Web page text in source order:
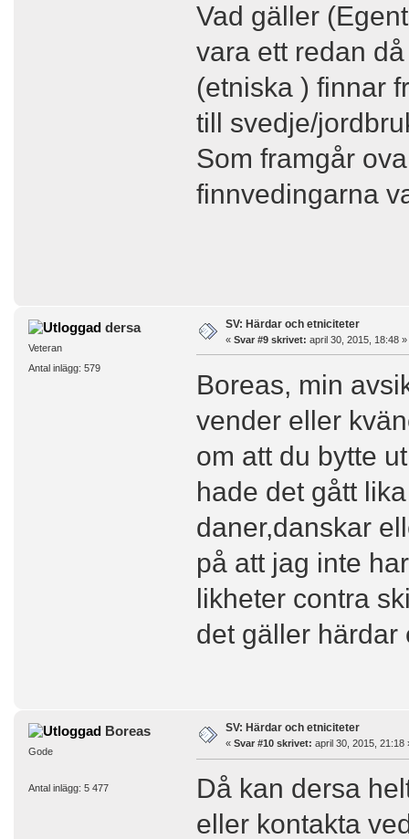
Vad gäller
vara ett redan
(etniska ) finnar
till svedje/
Som framgår
finnvedingarna
dersa
Veteran
Antal inlägg: 579
SV: Härdar och etniciteter
« Svar #9 skrivet: april 30, 2015, 18:48 »
Boreas, min
vender eller
om att du bytte
hade det gått
daner,danskar
på att jag inte
likheter contra
det gäller härdar
Boreas
Gode
Antal inlägg: 5 477
SV: Härdar och etniciteter
« Svar #10 skrivet: april 30, 2015, 21:18
Då kan dersa
eller kontakta